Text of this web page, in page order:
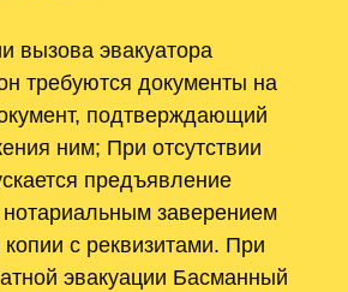
вызова эвакуатора
требуются документы на
подтверждающий
ним; При отсутствии
предъявление
заверением
с реквизитами. При
эвакуации Басманный